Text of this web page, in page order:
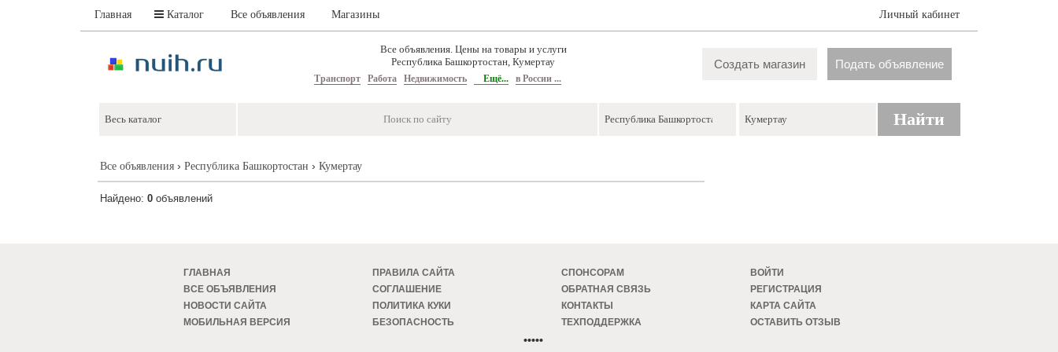
Главная Каталог Все объявления Магазины Личный кабинет
Все объявления. Цены на товары и услуги
Республика Башкортостан, Кумертау
Транспорт Работа Недвижимость Ещё... в России ...
Создать магазин Подать объявление
Найти
Все объявления › Республика Башкортостан › Кумертау
Найдено: 0 объявлений
ГЛАВНАЯ
ВСЕ ОБЪЯВЛЕНИЯ
НОВОСТИ САЙТА
МОБИЛЬНАЯ ВЕРСИЯ
ПРАВИЛА САЙТА
СОГЛАШЕНИЕ
ПОЛИТИКА КУКИ
БЕЗОПАСНОСТЬ
СПОНСОРАМ
ОБРАТНАЯ СВЯЗЬ
КОНТАКТЫ
ТЕХПОДДЕРЖКА
ВОЙТИ
РЕГИСТРАЦИЯ
КАРТА САЙТА
ОСТАВИТЬ ОТЗЫВ
•••••